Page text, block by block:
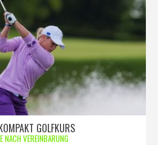
GOLFKURS
NACH VEREINBARUNG